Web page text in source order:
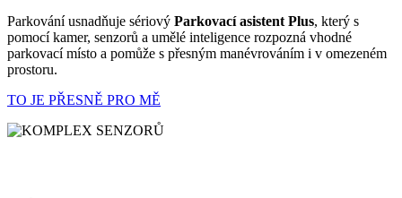
Parkování usnadňuje sériový Parkovací asistent Plus, který s
pomocí kamer, senzorů a umělé inteligence rozpozná vhodné
parkovací místo a pomůže s přesným manévrováním i v omezeném
prostoru.
TO JE PŘESNĚ PRO MĚ